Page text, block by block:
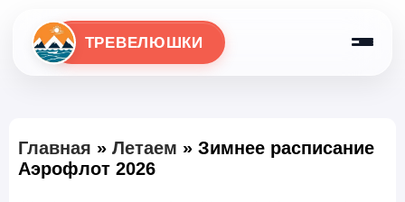
ТРЕВЕЛЮШКИ
Главная » Летаем » Зимнее расписание
Аэрофлот 2026